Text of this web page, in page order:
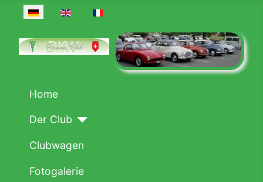
Sprache auswählen
Home
Der Club
Clubwagen
Fotogalerie